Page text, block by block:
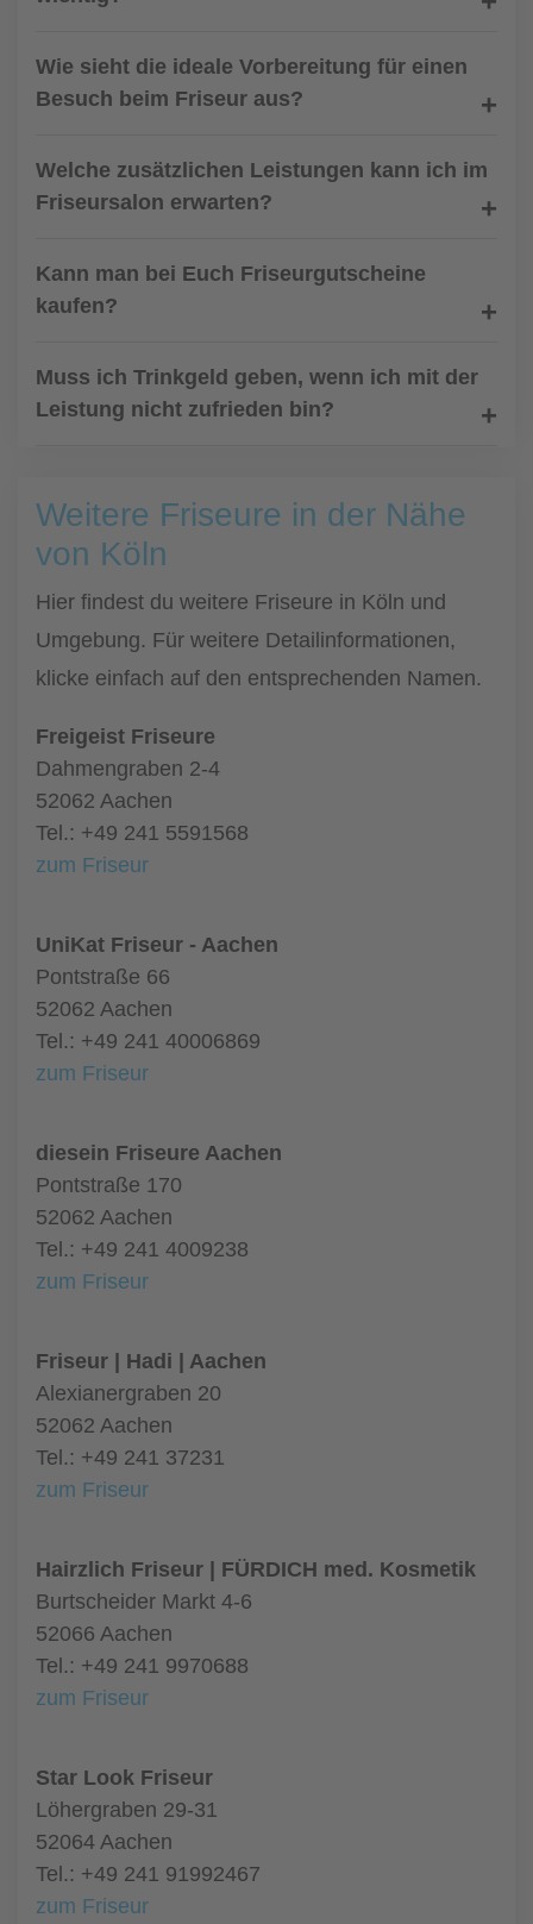
Wie sieht die ideale Vorbereitung für einen
Besuch beim Friseur aus?
Welche zusätzlichen Leistungen kann ich im
Friseursalon erwarten?
Kann man bei Euch Friseurgutscheine
kaufen?
Muss ich Trinkgeld geben, wenn ich mit der
Leistung nicht zufrieden bin?
Weitere Friseure in der Nähe
von Köln
Hier findest du weitere Friseure in Köln und
Umgebung. Für weitere Detailinformationen,
klicke einfach auf den entsprechenden Namen.
Freigeist Friseure
Dahmengraben 2-4
52062 Aachen
Tel.: +49 241 5591568
zum Friseur
UniKat Friseur - Aachen
Pontstraße 66
52062 Aachen
Tel.: +49 241 40006869
zum Friseur
diesein Friseure Aachen
Pontstraße 170
52062 Aachen
Tel.: +49 241 4009238
zum Friseur
Friseur | Hadi | Aachen
Alexianergraben 20
52062 Aachen
Tel.: +49 241 37231
zum Friseur
Hairzlich Friseur | FÜRDICH med. Kosmetik
Burtscheider Markt 4-6
52066 Aachen
Tel.: +49 241 9970688
zum Friseur
Star Look Friseur
Löhergraben 29-31
52064 Aachen
Tel.: +49 241 91992467
zum Friseur